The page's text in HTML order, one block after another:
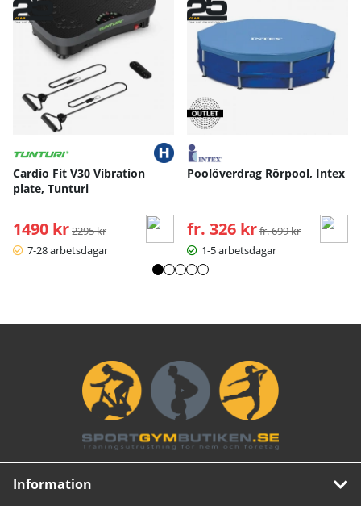
Cardio Fit V30 Vibration
plate, Tunturi
1490 kr Ordinarie pris:
2295 kr
7-28 arbetsdagar
Poolöverdrag Rörpool, Intex
fr. 326 kr Ordinarie pris:
fr. 699 kr
1-5 arbetsdagar
Information